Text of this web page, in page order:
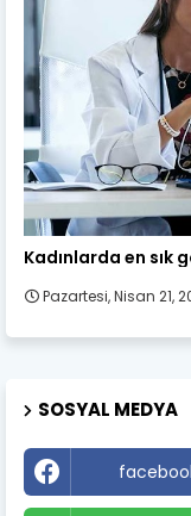
Kadın Sağlığı
Kadınlarda en sık
Pazartesi, Nisan 21,
SOSYAL MEDYA